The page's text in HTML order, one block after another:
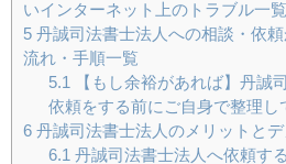
いインターネット上のトラブル一覧
5 丹誠司法書士法人への相談・依
流れ・手順一覧
5.1
【もし余裕があれば】丹誠
依頼をする前にご自身で整理し
6 丹誠司法書士法人のメリットとデ
6.1 丹誠司法書士法人へ依頼す